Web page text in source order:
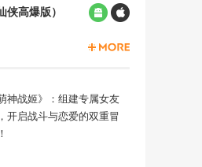
侠高爆版）
萌神战姬》：组建专属女友
开启战斗与恋爱的双重冒